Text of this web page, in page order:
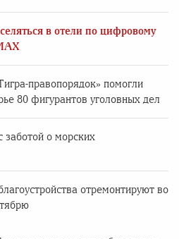
в отели по цифровому
правопорядок» помогли
80 фигурантов уголовных дел
заботой о морских
отремонтируют во